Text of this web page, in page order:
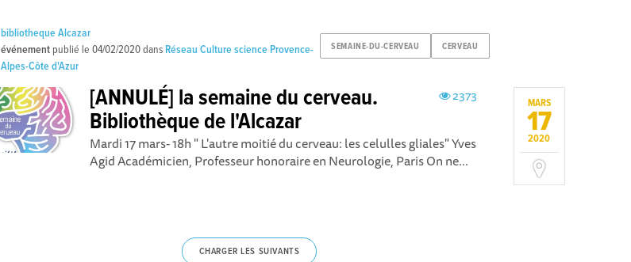
SEMAINE-DU-CERVEAU CERVEAU
bibliotheque Alcazar
événement publié le04/02/2020dans Réseau Culture science Provence-
Alpes-Côte d'Azur
MARS
17
2020
2373
[ANNULÉ] la semaine du cerveau.
Bibliothèque de l'Alcazar
Mardi 17 mars- 18h " L'autre moitié du cerveau: les celulles gliales" Yves
Agid Académicien, Professeur honoraire en Neurologie, Paris On ne...
CHARGER LES SUIVANTS